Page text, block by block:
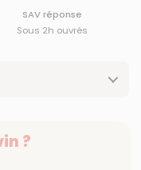
SAV réponse
Sous 2h ouvrés
?